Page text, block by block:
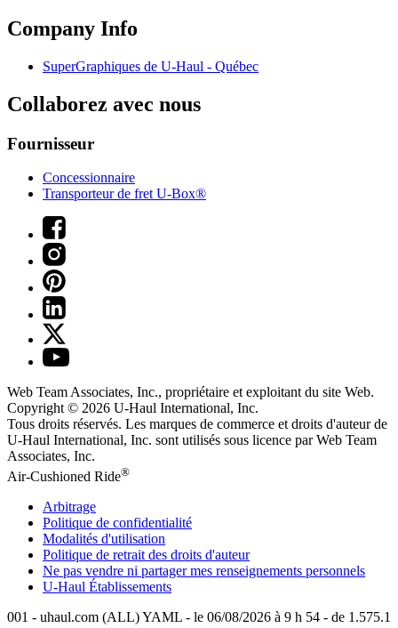
Company Info
SuperGraphiques de U-Haul - Québec
Collaborez avec nous
Fournisseur
Concessionnaire
Transporteur de fret U-Box®
Web Team Associates, Inc., propriétaire et exploitant du site Web.
Copyright © 2026 U-Haul International, Inc.
Tous droits réservés. Les marques de commerce et droits d'auteur de
U-Haul International, Inc. sont utilisés sous licence par Web Team
Associates, Inc.
Air-Cushioned Ride®
Arbitrage
Politique de confidentialité
Modalités d'utilisation
Politique de retrait des droits d'auteur
Ne pas vendre ni partager mes renseignements personnels
U-Haul Établissements
001 - uhaul.com (ALL) YAML - le 06/08/2026 à 9 h 54 - de 1.575.1